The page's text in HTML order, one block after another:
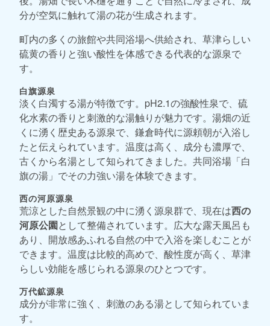
分が空気に触れて湯の花が生成されます。
町内の多くの旅館や共同浴場へ供給され、草津らしい
硫黄の香りと強い酸性を体感できる代表的な源泉で
す。
白旗源泉
淡く白濁する湯が特徴です。pH2.1の強酸性泉で、硫
化水素の香りと刺激的な湯触りが魅力です。湯畑の近
くに湧く歴史ある源泉で、鎌倉時代に源頼朝が入浴し
たと伝えられています。温度は高く、成分も濃厚で、
古くから名湯として知られてきました。共同浴場「白
旗の湯」でその力強い湯を体験できます。
西の河原源泉
荒涼とした自然景観の中に湧く源泉群で、現在は西の
河原公園として整備されています。広大な露天風呂も
あり、開放感あふれる自然の中で入浴を楽しむことが
できます。温度は比較的高めで、酸性度が高く、草津
らしい効能を感じられる源泉のひとつです。
万代鉱源泉
成分が非常に強く、刺激のある湯として知られていま
す。